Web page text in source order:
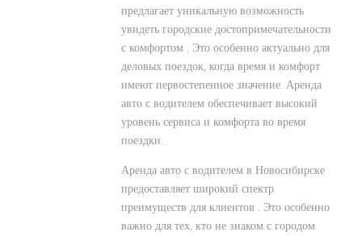
предлагает уникальную возможность
увидеть городские достопримечательности
с комфортом . Это особенно актуально для
деловых поездок, когда время и комфорт
имеют первостепенное значение. Аренда
авто с водителем обеспечивает высокий
уровень сервиса и комфорта во время
поездки.
Аренда авто с водителем в Новосибирске
предоставляет широкий спектр
преимуществ для клиентов . Это особенно
важно для тех, кто не знаком с городом